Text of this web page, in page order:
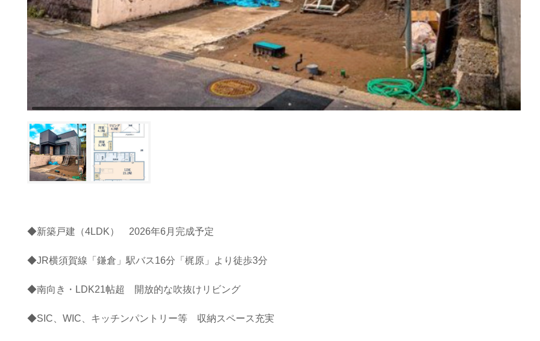
◆新築戸建（4LDK） 2026年6月完成予定
◆JR横須賀線「鎌倉」駅バス16分「梶原」より徒歩3分
◆南向き・LDK21帖超 開放的な吹抜けリビング
◆SIC、WIC、キッチンパントリー等 収納スペース充実